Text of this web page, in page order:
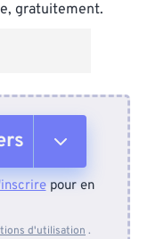
gratuitement.
pour en
d'utilisation .